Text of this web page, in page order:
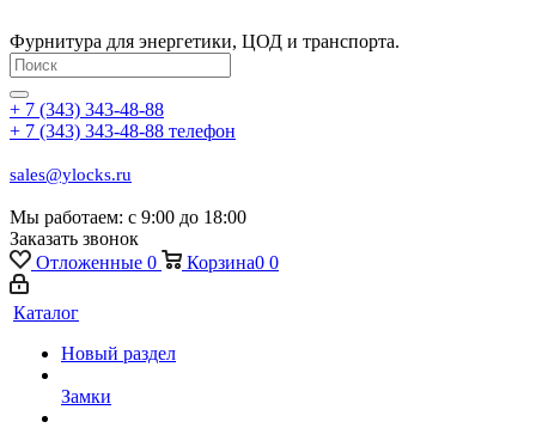
Фурнитура для энергетики, ЦОД и транспорта.
+ 7 (343) 343-48-88
+ 7 (343) 343-48-88 телефон
sales@ylocks.ru
Мы работаем: с 9:00 до 18:00
Заказать звонок
Отложенные 0 Корзина0 0
Каталог
Новый раздел
Замки